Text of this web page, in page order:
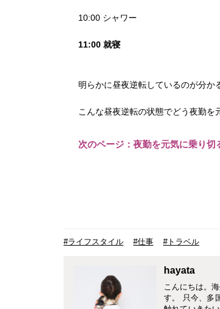
10:00 シャワー
11:00 就寝
明らかに昼夜逆転しているのが分か
こんな昼夜逆転の状態でどう夜勤を
次のページ：夜勤を元気に乗り切
#ライフスタイル #仕事 #トラベル
hayata
こんにちは。
す。 只今、多